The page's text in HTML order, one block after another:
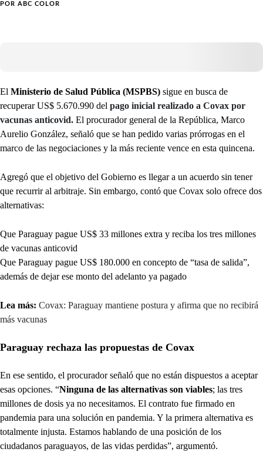
POR ABC COLOR
El Ministerio de Salud Pública (MSPBS) sigue en busca de
recuperar US$ 5.670.990 del pago inicial realizado a Covax por
vacunas anticovid. El procurador general de la República, Marco
Aurelio González, señaló que se han pedido varias prórrogas en el
marco de las negociaciones y la más reciente vence en esta quincena.
Agregó que el objetivo del Gobierno es llegar a un acuerdo sin tener
que recurrir al arbitraje. Sin embargo, contó que Covax solo ofrece dos
alternativas:
Que Paraguay pague US$ 33 millones extra y reciba los tres millones
de vacunas anticovid
Que Paraguay pague US$ 180.000 en concepto de “tasa de salida”,
además de dejar ese monto del adelanto ya pagado
Lea más: Covax: Paraguay mantiene postura y afirma que no recibirá
más vacunas
Paraguay rechaza las propuestas de Covax
En ese sentido, el procurador señaló que no están dispuestos a aceptar
esas opciones. “Ninguna de las alternativas son viables; las tres
millones de dosis ya no necesitamos. El contrato fue firmado en
pandemia para una solución en pandemia. Y la primera alternativa es
totalmente injusta. Estamos hablando de una posición de los
ciudadanos paraguayos, de las vidas perdidas”, argumentó.